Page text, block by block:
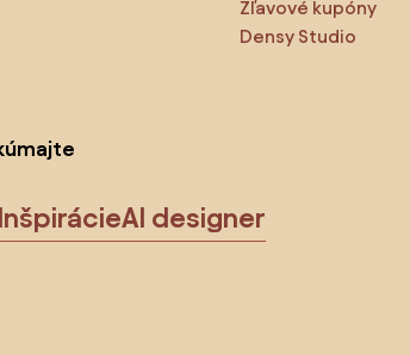
Zľavové kupóny
Densy Studio
AI designer